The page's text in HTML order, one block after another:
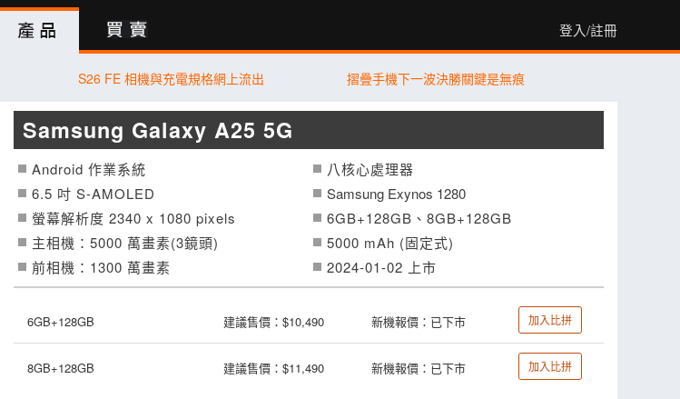
登入/註冊
S26 FE 相機與充電規格網上流出 摺疊手機下一波決勝關鍵是無痕
Samsung Galaxy A25 5G
Android 作業系統
八核心處理器
6.5 吋 S-AMOLED
Samsung Exynos 1280
螢幕解析度 2340 x 1080 pixels
6GB+128GB、8GB+128GB
主相機：5000 萬畫素(3鏡頭)
5000 mAh (固定式)
前相機：1300 萬畫素
2024-01-02 上市
6GB+128GB 建議售價：$10,490 新機報價：已下市 加入比拼
8GB+128GB 建議售價：$11,490 新機報價：已下市 加入比拼